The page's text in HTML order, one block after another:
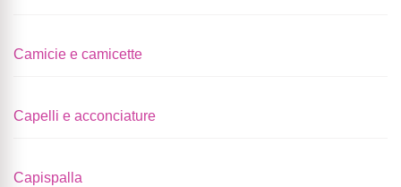
Camicie e camicette
Capelli e acconciature
Capispalla